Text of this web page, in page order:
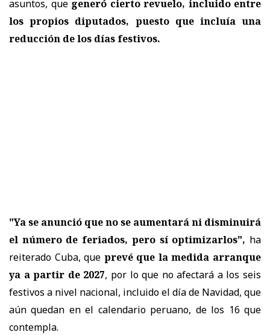
asuntos, que generó cierto revuelo, incluido entre
los propios diputados, puesto que incluía una
reducción de los días festivos.
"Ya se anunció que no se aumentará ni disminuirá
el número de feriados, pero sí optimizarlos", ha
reiterado Cuba, que prevé que la medida arranque
ya a partir de 2027, por lo que no afectará a los seis
festivos a nivel nacional, incluido el día de Navidad, que
aún quedan en el calendario peruano, de los 16 que
contempla.